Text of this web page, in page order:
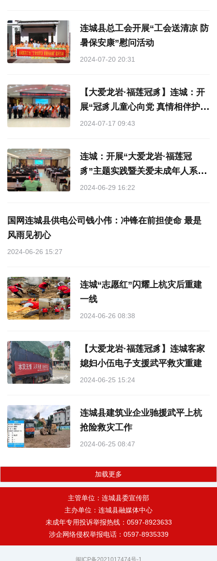
连城县总工会开展“工会送清凉 防
暑保安康”慰问活动
2024-07-20 20:31
【大爱龙岩·福莲冠豸】连城：开
展“冠豸儿童心向党 真情相伴护成
长”暑期关爱儿童服务行动
2024-07-17 09:43
连城：开展“大爱龙岩·福莲冠
豸”主题实践暨关爱未成年人系列
志愿服务活动
2024-06-29 16:22
国网连城县供电公司钱小伟：冲锋在前担使命 最是
风雨见初心
2024-06-26 15:27
连城“志愿红”闪耀上杭灾后重建
一线
2024-06-26 08:38
【大爱龙岩·福莲冠豸】连城客家
媳妇小伍电子支援武平救灾重建
2024-06-25 15:24
连城县建筑业企业驰援武平上杭
抢险救灾工作
2024-06-25 08:47
加载更多
主管单位：连城县委宣传部
主办单位：连城县融媒体中心
未成年专用投诉举报热线：0597-8923633
涉企网络侵权举报电话：0597-8935339